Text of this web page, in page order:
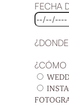
FECHA
¿CÓMO